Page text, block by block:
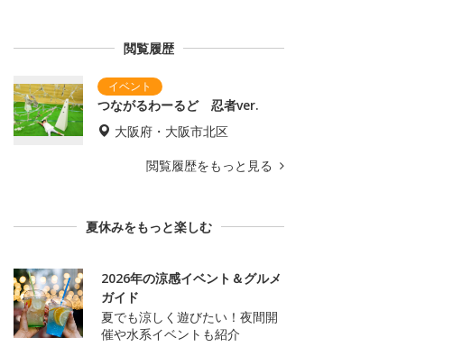
閲覧履歴
つながるわーるど 忍者ver.
大阪府・大阪市北区
閲覧履歴をもっと見る
夏休みをもっと楽しむ
2026年の涼感イベント＆グルメ
ガイド
夏でも涼しく遊びたい！夜間開
催や水系イベントも紹介